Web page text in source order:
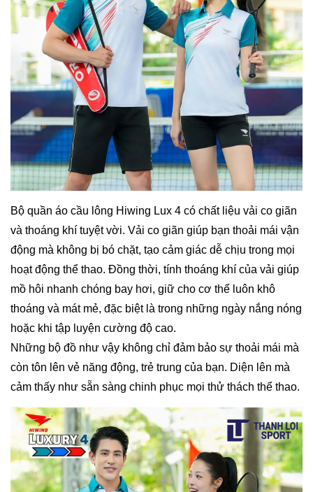
Bộ quần áo cầu lông Hiwing Lux 4 có chất liệu vải co giãn
và thoáng khí tuyệt vời. Vải co giãn giúp bạn thoải mái vận
động mà không bị bó chặt, tạo cảm giác dễ chịu trong mọi
hoạt động thể thao. Đồng thời, tính thoáng khí của vải giúp
mồ hôi nhanh chóng bay hơi, giữ cho cơ thể luôn khô
thoáng và mát mẻ, đặc biệt là trong những ngày nắng nóng
hoặc khi tập luyện cường độ cao.
Những bộ đồ như vậy không chỉ đảm bảo sự thoải mái mà
còn tôn lên vẻ năng động, trẻ trung của bạn. Diện lên mà
cảm thấy như sẵn sàng chinh phục mọi thử thách thể thao.